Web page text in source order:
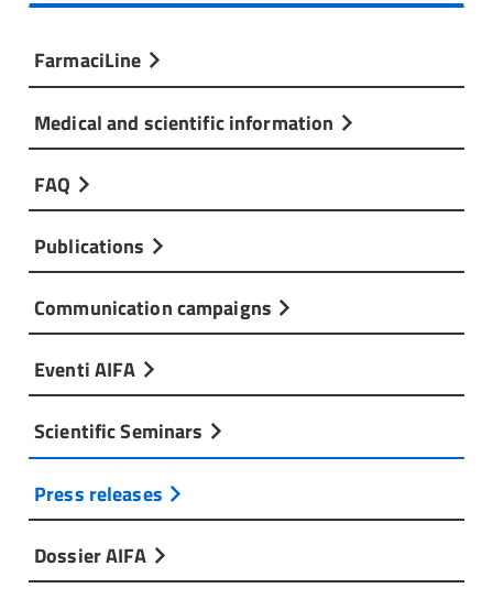
FarmaciLine
Medical and scientific information
FAQ
Publications
Communication campaigns
Eventi AIFA
Scientific Seminars
Press releases
Dossier AIFA